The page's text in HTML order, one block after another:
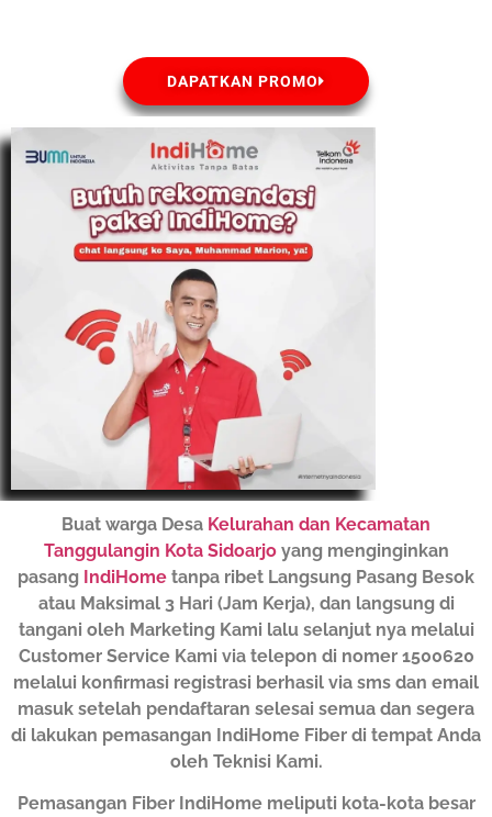
DAPATKAN PROMO
Buat warga Desa Kelurahan dan Kecamatan
Tanggulangin Kota Sidoarjoyang menginginkan
pasang IndiHome tanpa ribet Langsung Pasang Besok
atau Maksimal 3 Hari (Jam Kerja), dan langsung di
tangani oleh Marketing Kami lalu selanjut nya melalui
Customer Service Kami via telepon di nomer 1500620
melalui konfirmasi registrasi berhasil via sms dan email
masuk setelah pendaftaran selesai semua dan segera
di lakukan pemasangan IndiHome Fiber di tempat Anda
oleh Teknisi Kami.
Pemasangan Fiber IndiHome meliputi kota-kota besar